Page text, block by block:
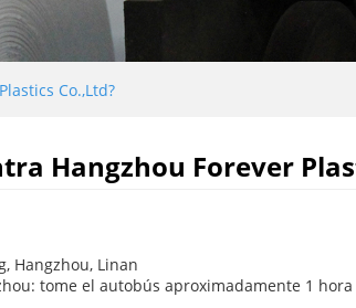
Co.,Ltd?
Hangzhou Forever
Hangzhou, Linan
tome el autobús aproximadamente 1